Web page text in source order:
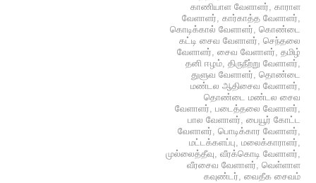
காணியாள வேளாளர், காராள
வேளாளர், கார்காத்த வேளாளர்,
கொடிக்கால் வேளாளர், கொண்டை
கட்டி சைவ வேளாளர், செந்தலை
வேளாளர், சைவ வேளாளர், தமிழ்
தனி ஈழம், திருநீற்று வேளாளர்,
துளுவ வேளாளர், தொண்டை
மண்டல ஆதிசைவ வேளாளர்,
தொண்டை மண்டல சைவ
வேளாளர், படைத்தலை வேளாளர்,
பால வேளாளர், பையூர் கோட்ட
வேளாளர், பொடிக்கார வேளாளர்,
மட்டக்களப்பு, மலைக்காராளர்,
முல்லைத்தீவு, வீரக்கொடி வேளாளர்,
வீரசைவ வேளாளர், வெள்ளாள
கவுண்டர், வைதீக சைவம்